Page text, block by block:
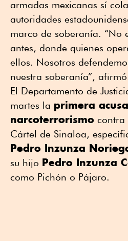
armadas mexicanas sí
autoridades
marco de soberanía. “No
antes, donde quienes
ellos. Nosotros
nuestra soberanía”,
El Departamento de
martes la primera
narcoterrorismo contra
Cártel de Sinaloa,
Pedro Inzunza
su hijo Pedro Inzunza
como Pichón o Pájaro.